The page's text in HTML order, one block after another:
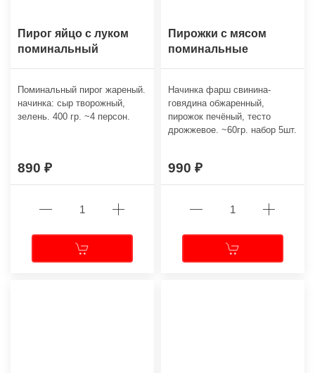
Пирог яйцо с луком
поминальный
Поминальный пирог жареный.
начинка: сыр творожный,
зелень. 400 гр. ~4 персон.
890
Пирожки с мясом
поминальные
Начинка фарш свинина-
говядина обжаренный,
пирожок печёный, тесто
дрожжевое. ~60гр. набор 5шт.
990